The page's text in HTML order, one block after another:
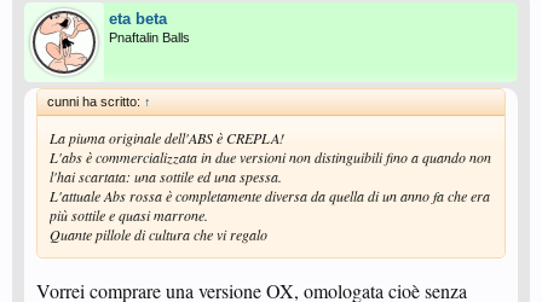
eta beta
Pnaftalin Balls
cunni ha scritto: ↑
La piuma originale dell'ABS è CREPLA!
L'abs è commercializzata in due versioni non distinguibili fino a quando non
l'hai scartata: una sottile ed una spessa.
L'attuale Abs rossa è completamente diversa da quella di un anno fa che era
più sottile e quasi marrone.
Quante pillole di cultura che vi regalo
Vorrei comprare una versione OX, omologata cioè senza